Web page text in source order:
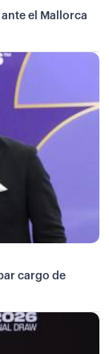
el Mallorca
cargo de